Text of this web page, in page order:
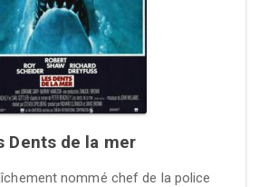
Dents de la mer
nommé chef de la police